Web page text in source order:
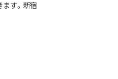
す。新宿